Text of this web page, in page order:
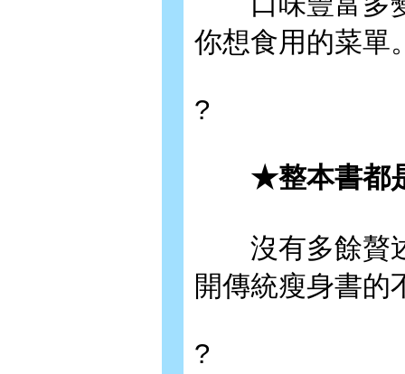
你想食用的菜單
?
★整本書都
沒有多餘贅述
開傳統瘦身書的
?